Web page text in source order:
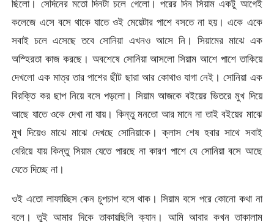
ছিলো। সেদিনের মতো দিনটা চলে গেলো। পরের দিন সিয়াম একটু আগেই
কলেজে এসে বসে থাকে যাতে ওই মেয়েটার পাশে বসতে না হয়। একে একে
সবাই চলে এসেছে তবে সোনিয়া এখনও আসে নি। সিয়ামের মাঝে এক
অস্হিরতা কাজ করছে। অবশেষে সোনিয়া আসলো সিয়াম আশে পাশে তাকিয়ে
দেখলো এক মাত্র তার পাশের ছীট ছারা আর কোথাও যাগা নেই। সোনিয়া এক
বিরক্তি কর ছাপ নিয়ে বসে পড়লো। সিয়াম আজকে বইয়ের ভিতরে মুখ দিয়ে
আছে যাতে ওকে দেখা না যায়। কিন্তু মনতো আর মানে না তাই বইয়ের মাঝে
মুখ দিয়েও মাঝে মাঝে দেখছে সোনিয়াকে। ক্লাস শেষ হবার সাথে সবাই
বেরিয়ে যায় কিন্তু সিয়াম যেতে পারছে না কারণ পাশে যে সোনিয়া বসে আছে
যেতে দিচ্ছে না।
ওই এতো লাফাচ্ছিস কেন চুপচাপ বসে থাক। সিয়াম বসে পরে কোনো কথা না
বলে। তুই আমার দিকে তাকায়ছিলি ক্যান। আমি আবার কখন তাকালাম